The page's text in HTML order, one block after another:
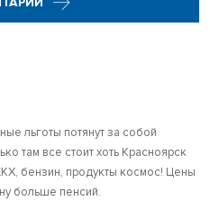
льготы потянут за собой
там все стоит хоть Красноярск
бензин, продукты космос! Цены
больше пенсий.